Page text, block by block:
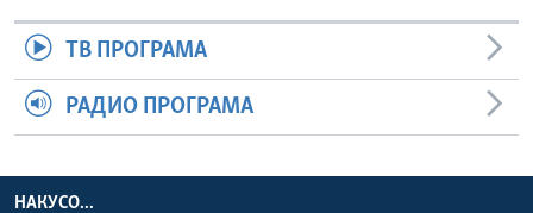
ТВ ПРОГРАМА
РАДИО ПРОГРАМА
НАКУСО...